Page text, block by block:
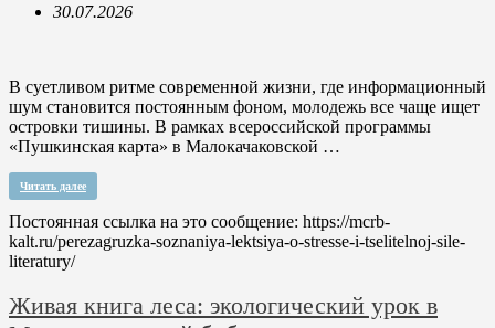
30.07.2026
В суетливом ритме современной жизни, где информационный
шум становится постоянным фоном, молодежь все чаще ищет
островки тишины. В рамках всероссийской программы
«Пушкинская карта» в Малокачаковской …
Читать далее
Постоянная ссылка на это сообщение: https://mcrb-
kalt.ru/perezagruzka-soznaniya-lektsiya-o-stresse-i-tselitelnoj-sile-
literatury/
Живая книга леса: экологический урок в